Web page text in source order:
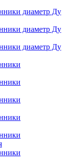
диаметр Ду
диаметр Ду
диаметр Ду